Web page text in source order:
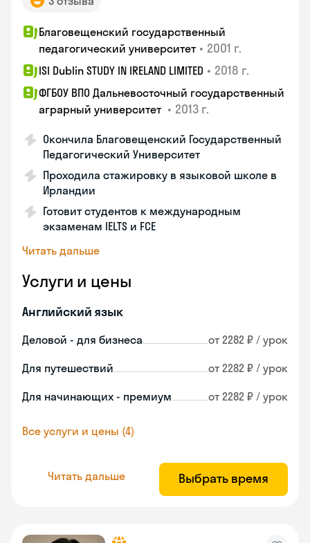
Благовещенский государственный
педагогический университет • 2001 г.
ISI Dublin STUDY IN IRELAND LIMITED • 2018 г.
ФГБОУ ВПО Дальневосточный государственный
аграрный университет • 2013 г.
Окончила Благовещенский Государственный
Педагогический Университет
Проходила стажировку в языковой школе в
Ирландии
Готовит студентов к международным
экзаменам IELTS и FCE
Читать дальше
Услуги и цены
Английский язык
Деловой - для бизнеса от 2282 ₽ / урок
Для путешествий от 2282 ₽ / урок
Для начинающих - премиум от 2282 ₽ / урок
Все услуги и цены (4)
Читать дальше Выбрать время